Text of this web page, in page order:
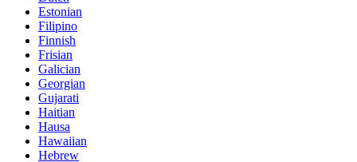
Estonian
Filipino
Finnish
Frisian
Galician
Georgian
Gujarati
Haitian
Hausa
Hawaiian
Hebrew